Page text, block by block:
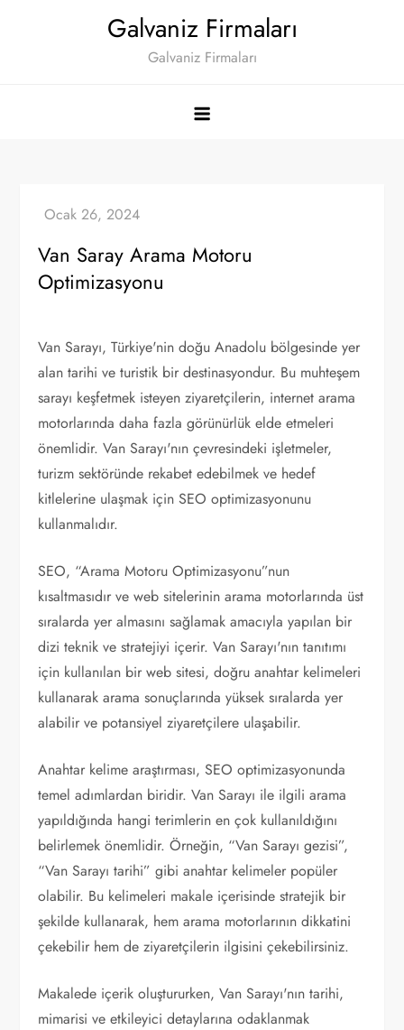
Galvaniz Firmaları
Galvaniz Firmaları
Van Saray Arama Motoru
Optimizasyonu
Van Sarayı, Türkiye'nin doğu Anadolu bölgesinde yer
alan tarihi ve turistik bir destinasyondur. Bu muhteşem
sarayı keşfetmek isteyen ziyaretçilerin, internet arama
motorlarında daha fazla görünürlük elde etmeleri
önemlidir. Van Sarayı'nın çevresindeki işletmeler,
turizm sektöründe rekabet edebilmek ve hedef
kitlelerine ulaşmak için SEO optimizasyonunu
kullanmalıdır.
SEO, “Arama Motoru Optimizasyonu”nun
kısaltmasıdır ve web sitelerinin arama motorlarında üst
sıralarda yer almasını sağlamak amacıyla yapılan bir
dizi teknik ve stratejiyi içerir. Van Sarayı'nın tanıtımı
için kullanılan bir web sitesi, doğru anahtar kelimeleri
kullanarak arama sonuçlarında yüksek sıralarda yer
alabilir ve potansiyel ziyaretçilere ulaşabilir.
Anahtar kelime araştırması, SEO optimizasyonunda
temel adımlardan biridir. Van Sarayı ile ilgili arama
yapıldığında hangi terimlerin en çok kullanıldığını
belirlemek önemlidir. Örneğin, “Van Sarayı gezisi”,
“Van Sarayı tarihi” gibi anahtar kelimeler popüler
olabilir. Bu kelimeleri makale içerisinde stratejik bir
şekilde kullanarak, hem arama motorlarının dikkatini
çekebilir hem de ziyaretçilerin ilgisini çekebilirsiniz.
Makalede içerik oluştururken, Van Sarayı'nın tarihi,
mimarisi ve etkileyici detaylarına odaklanmak